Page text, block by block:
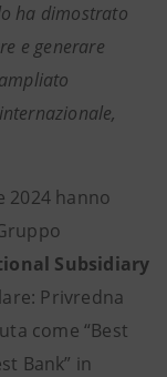
ha dimostrato
e generare
2024 hanno
Subsidiary
Privredna
come “Best
Bank” in